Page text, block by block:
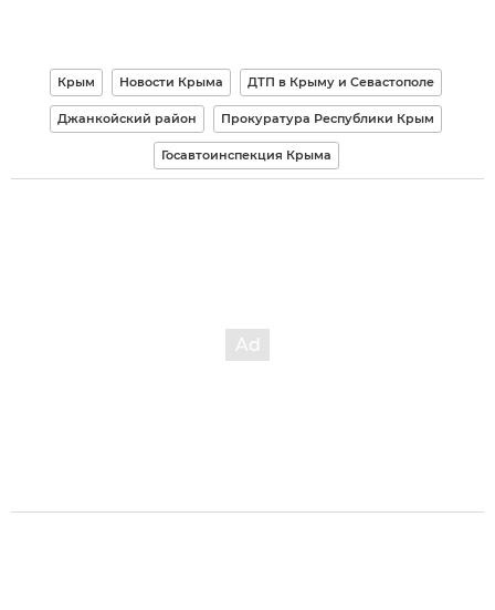
Крым Новости Крыма ДТП в Крыму и Севастополе
Джанкойский район Прокуратура Республики Крым
Госавтоинспекция Крыма